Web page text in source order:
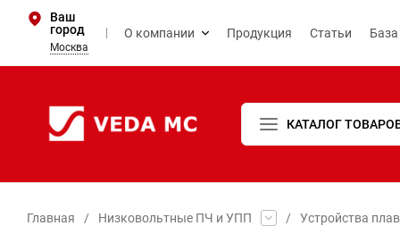
Ваш
город
Москва
О компании Продукция Статьи
КАТАЛОГ
Главная / Низковольтные ПЧ и УПП /
Устройства